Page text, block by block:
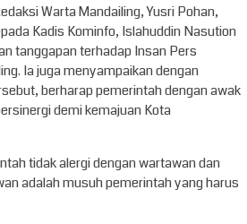
Warta Mandailing, Yusri Pohan,
Kadis Kominfo, Islahuddin Nasution
tanggapan terhadap Insan Pers
Ia juga menyampaikan dengan
berharap pemerintah dengan awak
demi kemajuan Kota
tidak alergi dengan wartawan dan
adalah musuh pemerintah yang harus